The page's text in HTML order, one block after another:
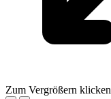
Zum Vergrößern klicken